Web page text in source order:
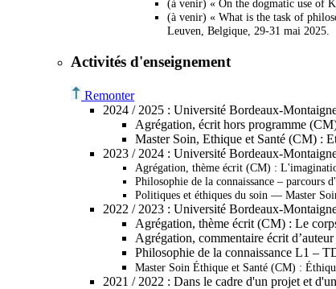
(à venir) « On the dogmatic use of
(à venir) « What is the task of
Leuven, Belgique, 29-31 mai 2025.
Activités d'enseignement
Remonter
2024 / 2025 : Université Bordeaux-
Agrégation, écrit hors programme
Master Soin, Ethique et Santé (CM) :
2023 / 2024 : Université Bordeaux-
Agrégation, thème écrit (CM) :
Philosophie de la connaissance – parcours
Politiques et éthiques du soin — Master
2022 / 2023 : Université Bordeaux-
Agrégation, thème écrit (CM) : Le
Agrégation, commentaire écrit
Philosophie de la connaissance L1 –
Master Soin Éthique et Santé (CM) :
2021 / 2022 : Dans le cadre d'un projet et